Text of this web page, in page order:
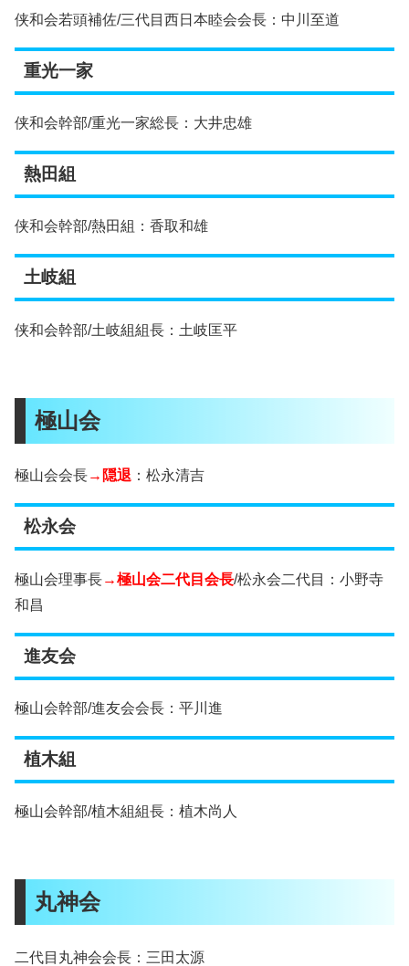
侠和会若頭補佐/三代目西日本睦会会長：中川至道
重光一家
侠和会幹部/重光一家総長：大井忠雄
熱田組
侠和会幹部/熱田組：香取和雄
土岐組
侠和会幹部/土岐組組長：土岐匡平
極山会
極山会会長→隠退 ：松永清吉
松永会
極山会理事長→極山会二代目会長/松永会二代目：小野寺
和昌
進友会
極山会幹部/進友会会長：平川進
植木組
極山会幹部/植木組組長：植木尚人
丸神会
二代目丸神会会長：三田太源